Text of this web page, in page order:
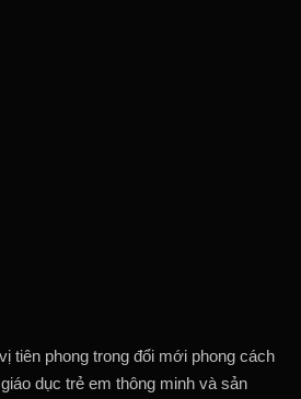
tiên phong trong đổi mới phong cách
dục trẻ em thông minh và sản